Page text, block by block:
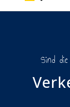
Sind